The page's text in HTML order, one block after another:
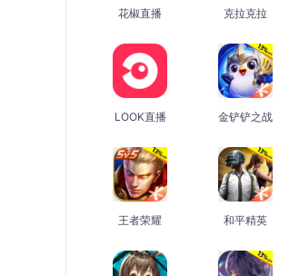
花椒直播 克拉克拉
LOOK直播 金铲铲之战
王者荣耀 和平精英